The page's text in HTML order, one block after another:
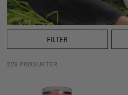
FILTER
228 PRODUKTER